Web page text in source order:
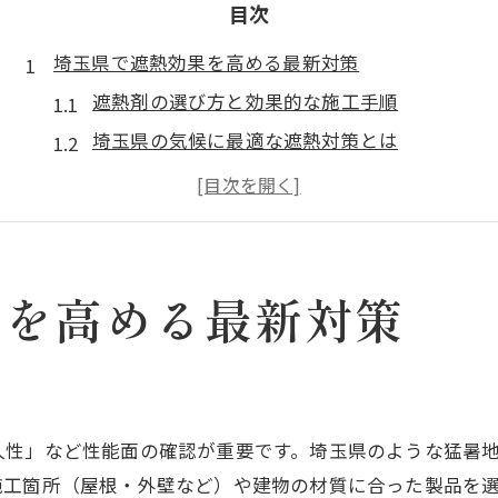
目次
埼玉県で遮熱効果を高める最新対策
遮熱剤の選び方と効果的な施工手順
埼玉県の気候に最適な遮熱対策とは
住宅と工場で異なる遮熱剤の活用法
遮熱で叶える夏の快適な室内環境
夏の快適空間づくりに役立つ遮熱の知識
遮熱の基本原理と埼玉県での重要性
住まいに適した遮熱材の特徴と選び方
遮熱と断熱の違いと併用のメリット
高める最新対策
」など性能面の確認が重要です。埼玉県のような猛暑
箇所（屋根・外壁など）や建物の材質に合った製品を